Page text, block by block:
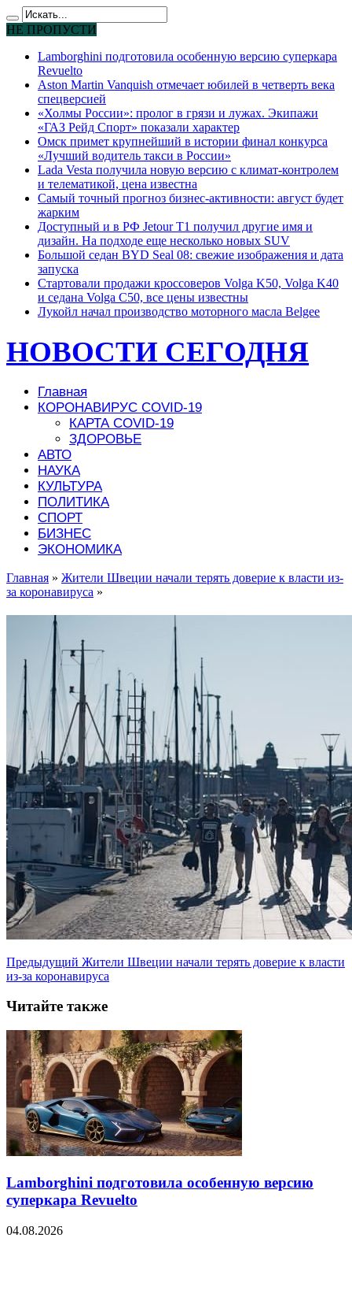
НЕ ПРОПУСТИ
Lamborghini подготовила особенную версию суперкара
Revuelto
Aston Martin Vanquish отмечает юбилей в четверть века
спецверсией
«Холмы России»: пролог в грязи и лужах. Экипажи
«ГАЗ Рейд Спорт» показали характер
Омск примет крупнейший в истории финал конкурса
«Лучший водитель такси в России»
Lada Vesta получила новую версию с климат-контролем
и телематикой, цена известна
Самый точный прогноз бизнес-активности: август будет
жарким
Доступный и в РФ Jetour T1 получил другие имя и
дизайн. На подходе еще несколько новых SUV
Большой седан BYD Seal 08: свежие изображения и дата
запуска
Стартовали продажи кроссоверов Volga K50, Volga K40
и седана Volga C50, все цены известны
Лукойл начал производство моторного масла Belgee
НОВОСТИ СЕГОДНЯ
Главная
КОРОНАВИРУС COVID-19
КАРТА COVID-19
ЗДОРОВЬЕ
АВТО
НАУКА
КУЛЬТУРА
ПОЛИТИКА
СПОРТ
БИЗНЕС
ЭКОНОМИКА
Главная » Жители Швеции начали терять доверие к власти из-
за коронавируса »
Предыдущий Жители Швеции начали терять доверие к власти
из-за коронавируса
Читайте также
Lamborghini подготовила особенную версию
суперкара Revuelto
04.08.2026